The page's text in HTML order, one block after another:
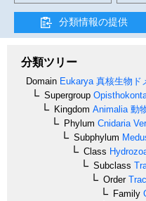
分類情報の提供
分類ツリー
Domain Eukarya 真核生物ド
Supergroup
Kingdom Animalia 動
Phylum Cnidaria
Subphylum
Class
Subclass
Order
Family